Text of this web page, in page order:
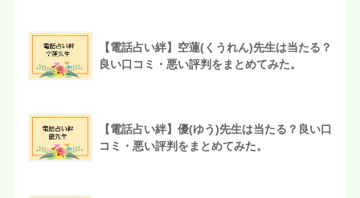
【電話占い絆】空蓮(くうれん)先生は当たる？
良い口コミ・悪い評判をまとめてみた。
【電話占い絆】優(ゆう)先生は当たる？良い口
コミ・悪い評判をまとめてみた。